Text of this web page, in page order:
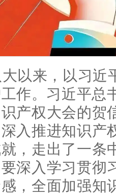
以来，以习近
作。习近平总
产权大会的贺
入推进知识产
，走出了一条
深入学习贯彻
，全面加强知